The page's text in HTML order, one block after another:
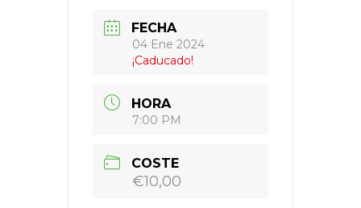
FECHA
04 Ene 2024
¡Caducado!
HORA
7:00 PM
COSTE
€10,00